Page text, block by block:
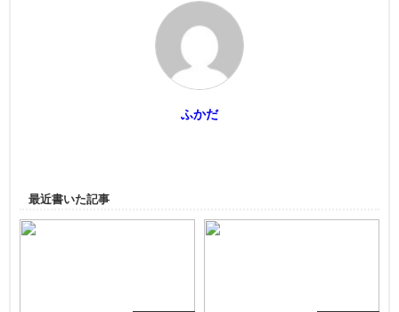
ふかだ
最近書いた記事